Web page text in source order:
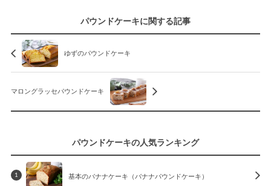
パウンドケーキに関する記事
ゆずのパウンドケーキ
マロングラッセパウンドケーキ
パウンドケーキの人気ランキング
1 基本のバナナケーキ（バナナパウンドケーキ）